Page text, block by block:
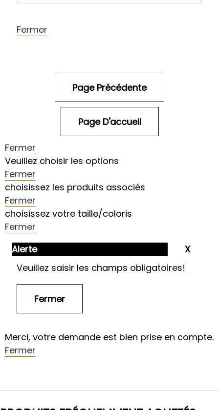
Fermer
Fermer
Veuillez choisir les options
Fermer
choisissez les produits associés
Fermer
choisissez votre taille/coloris
Fermer
Alerte
Veuillez saisir les champs obligatoires!
Merci, votre demande est bien prise en compte.
Fermer